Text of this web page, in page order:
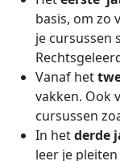
basis, om zo
je cursussen
Vanaf het
vakken. Ook
cursussen
In hetderde
leer je